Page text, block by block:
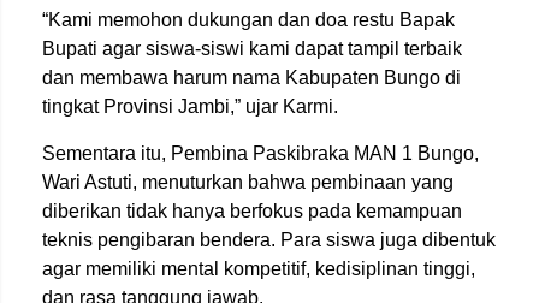
“Kami memohon dukungan dan doa restu Bapak
Bupati agar siswa-siswi kami dapat tampil terbaik
dan membawa harum nama Kabupaten Bungo di
tingkat Provinsi Jambi,” ujar Karmi.
Sementara itu, Pembina Paskibraka MAN 1 Bungo,
Wari Astuti, menuturkan bahwa pembinaan yang
diberikan tidak hanya berfokus pada kemampuan
teknis pengibaran bendera. Para siswa juga dibentuk
agar memiliki mental kompetitif, kedisiplinan tinggi,
dan rasa tanggung jawab.